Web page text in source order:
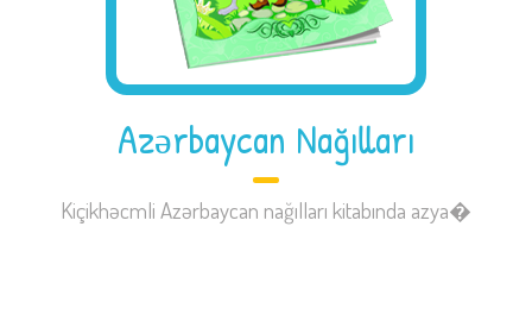
Azərbaycan Nağılları
Kiçikhəcmli Azərbaycan nağılları kitabında azya�